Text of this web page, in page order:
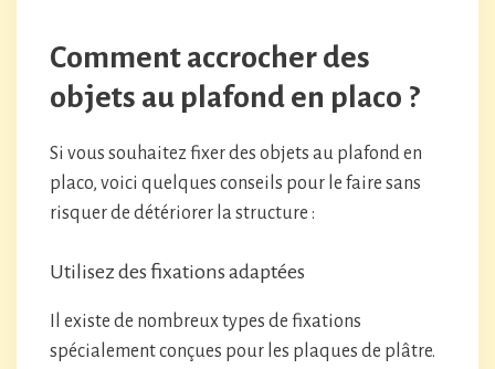
Comment accrocher des
objets au plafond en placo ?
Si vous souhaitez fixer des objets au plafond en
placo, voici quelques conseils pour le faire sans
risquer de détériorer la structure :
Utilisez des fixations adaptées
Il existe de nombreux types de fixations
spécialement conçues pour les plaques de plâtre.